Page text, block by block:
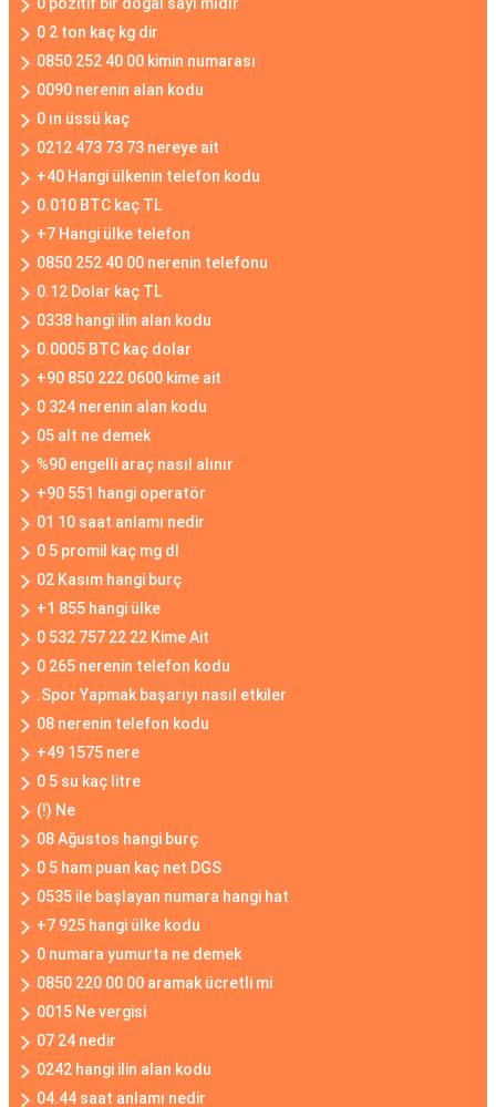
0 2 ton kaç kg dir
0850 252 40 00 kimin numarası
0090 nerenin alan kodu
0 ın üssü kaç
0212 473 73 73 nereye ait
+40 Hangi ülkenin telefon kodu
0.010 BTC kaç TL
+7 Hangi ülke telefon
0850 252 40 00 nerenin telefonu
0.12 Dolar kaç TL
0338 hangi ilin alan kodu
0.0005 BTC kaç dolar
+90 850 222 0600 kime ait
0 324 nerenin alan kodu
05 alt ne demek
%90 engelli araç nasıl alınır
+90 551 hangi operatör
01 10 saat anlamı nedir
0 5 promil kaç mg dl
02 Kasım hangi burç
+1 855 hangi ülke
0 532 757 22 22 Kime Ait
0 265 nerenin telefon kodu
.Spor Yapmak başarıyı nasıl etkiler
08 nerenin telefon kodu
+49 1575 nere
0 5 su kaç litre
(!) Ne
08 Ağustos hangi burç
0 5 ham puan kaç net DGS
0535 ile başlayan numara hangi hat
+7 925 hangi ülke kodu
0 numara yumurta ne demek
0850 220 00 00 aramak ücretli mi
0015 Ne vergisi
07 24 nedir
0242 hangi ilin alan kodu
04.44 saat anlamı nedir